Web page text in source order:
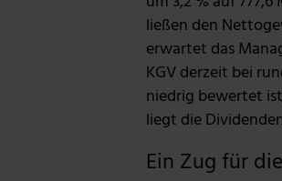
ließen den
erwartet das
KGV derzeit bei
niedrig bewertet
liegt die
Ein Zug für